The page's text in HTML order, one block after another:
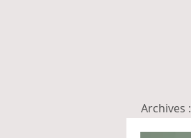
Archives :